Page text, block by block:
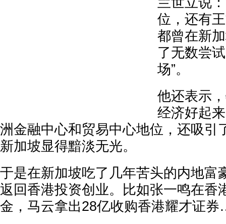
位，还有
都曾在新
了无数尝
场”。
他还表示
经济好起
洲金融中心和贸易中心地位，还吸引
新加坡显得黯淡无光。
于是在新加坡吃了几年苦头的内地富
返回香港投资创业。比如张一鸣在香
金，马云拿出28亿收购香港耀才证